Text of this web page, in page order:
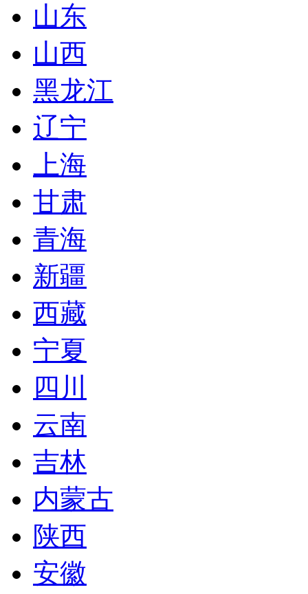
山东
山西
黑龙江
辽宁
上海
甘肃
青海
新疆
西藏
宁夏
四川
云南
吉林
内蒙古
陕西
安徽